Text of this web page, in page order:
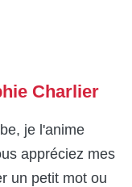
Charlier
je l'anime
appréciez mes
un petit mot ou